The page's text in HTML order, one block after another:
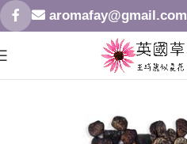
aromafay@gmail.com